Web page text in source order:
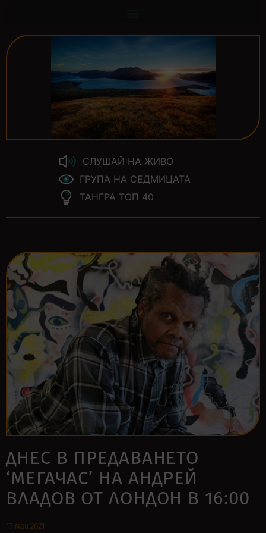
СЛУШАЙ НА ЖИВО
ГРУПА НА СЕДМИЦАТА
ТАНГРА ТОП 40
ДНЕС В ПРЕДАВАНЕТО
‘МЕГАЧАС’ НА АНДРЕЙ
ВЛАДОВ ОТ ЛОНДОН В 16:00
17 май 2021